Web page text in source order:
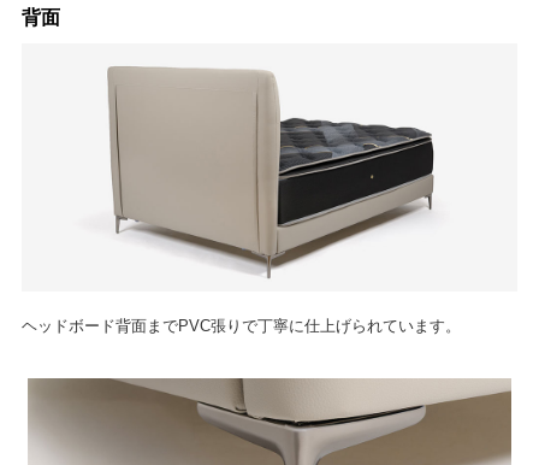
背面
ヘッドボード背面までPVC張りで丁寧に仕上げられています。